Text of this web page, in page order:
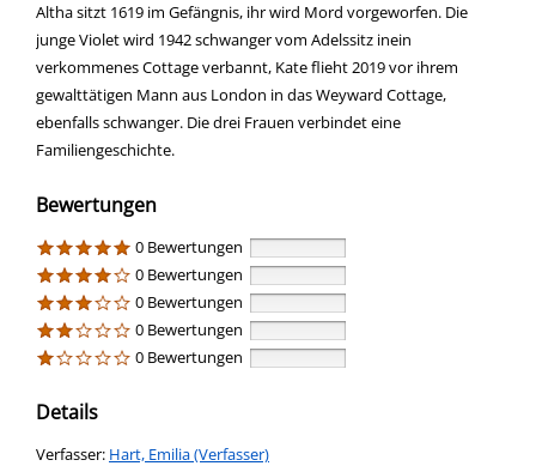
Altha sitzt 1619 im Gefängnis, ihr wird Mord vorgeworfen. Die
junge Violet wird 1942 schwanger vom Adelssitz inein
verkommenes Cottage verbannt, Kate flieht 2019 vor ihrem
gewalttätigen Mann aus London in das Weyward Cottage,
ebenfalls schwanger. Die drei Frauen verbindet eine
Familiengeschichte.
Bewertungen
0 Bewertungen
0 Bewertungen
0 Bewertungen
0 Bewertungen
0 Bewertungen
Details
Verfasser: Suche nach diesem Verfasser
Hart, Emilia (Verfasser)